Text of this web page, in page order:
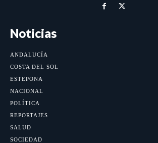
Noticias
ANDALUCÍA
COSTA DEL SOL
ESTEPONA
NACIONAL
POLÍTICA
REPORTAJES
SALUD
SOCIEDAD